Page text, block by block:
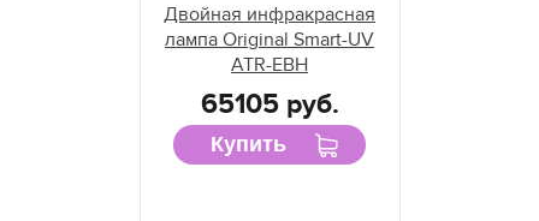
Двойная инфракрасная
лампа Original Smart-UV
ATR-EBH
65105 руб.
Купить